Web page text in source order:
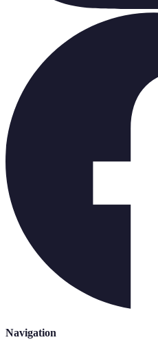
Navigation